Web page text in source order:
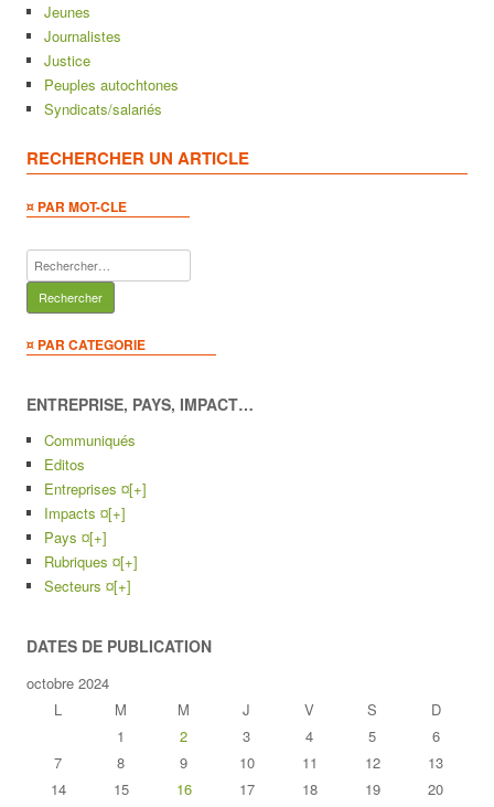
Jeunes
Journalistes
Justice
Peuples autochtones
Syndicats/salariés
RECHERCHER UN ARTICLE
¤ PAR MOT-CLE
Rechercher :
¤ PAR CATEGORIE
ENTREPRISE, PAYS, IMPACT…
Communiqués
Editos
Entreprises ¤[+]
Impacts ¤[+]
Pays ¤[+]
Rubriques ¤[+]
Secteurs ¤[+]
DATES DE PUBLICATION
octobre 2024
L
M M J V S
D
1
2 3 4 5
6
7
8 9 10 11 12
13
14
15 16 17 18 19
20